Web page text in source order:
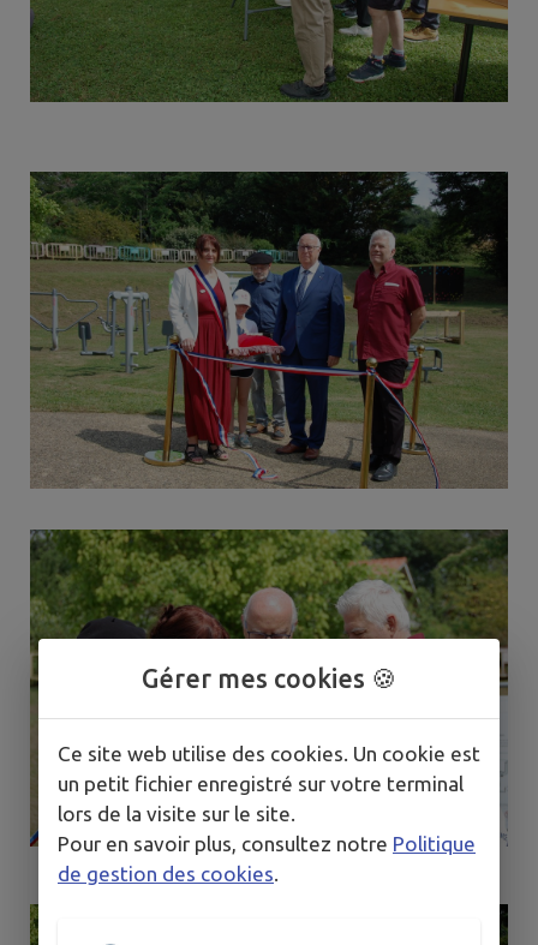
Gérer mes cookies 🍪
Ce site web utilise des cookies. Un cookie est
un petit fichier enregistré sur votre terminal
lors de la visite sur le site.
Pour en savoir plus, consultez notre Politique
de gestion des cookies